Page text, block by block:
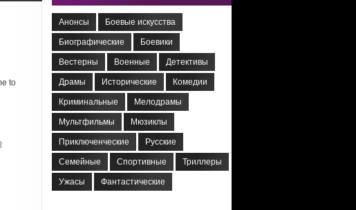
to
Анонсы Боевые искусства
Биографические Боевики
Вестерны Военные Детективы
Драмы Исторические Комедии
Криминальные Мелодрамы
Мультфильмы Мюзиклы
Приключенческие Русские
Семейные Спортивные Триллеры
Ужасы Фантастические